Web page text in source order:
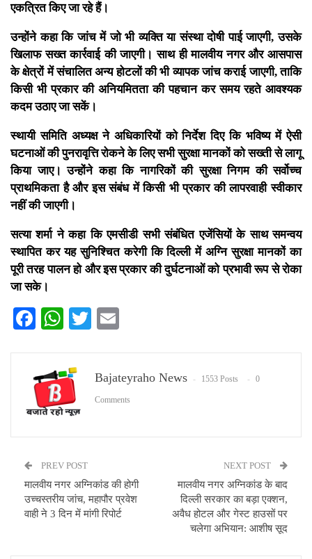
एकत्रित किए जा रहे हैं।
उन्होंने कहा कि जांच में जो भी व्यक्ति या संस्था दोषी पाई जाएगी, उसके
खिलाफ सख्त कार्रवाई की जाएगी। साथ ही मालवीय नगर और आसपास
के क्षेत्रों में संचालित अन्य होटलों की भी व्यापक जांच कराई जाएगी, ताकि
किसी भी प्रकार की अनियमितता की पहचान कर समय रहते आवश्यक
कदम उठाए जा सकें।
स्थायी समिति अध्यक्ष ने अधिकारियों को निर्देश दिए कि भविष्य में ऐसी
घटनाओं की पुनरावृत्ति रोकने के लिए सभी सुरक्षा मानकों को सख्ती से लागू
किया जाए। उन्होंने कहा कि नागरिकों की सुरक्षा निगम की सर्वोच्च
प्राथमिकता है और इस संबंध में किसी भी प्रकार की लापरवाही स्वीकार
नहीं की जाएगी।
सत्या शर्मा ने कहा कि एमसीडी सभी संबंधित एजेंसियों के साथ समन्वय
स्थापित कर यह सुनिश्चित करेगी कि दिल्ली में अग्नि सुरक्षा मानकों का
पूरी तरह पालन हो और इस प्रकार की दुर्घटनाओं को प्रभावी रूप से रोका
जा सके।
Facebook
WhatsApp
Twitter
Bajateyraho News 1553 Posts 0
Comments
PREV POST
मालवीय नगर अग्निकांड की होगी
उच्चस्तरीय जांच, महापौर प्रवेश
वाही ने 3 दिन में मांगी रिपोर्ट
NEXT POST
मालवीय नगर अग्निकांड के बाद
दिल्ली सरकार का बड़ा एक्शन,
अवैध होटल और गेस्ट हाउसों पर
चलेगा अभियान: आशीष सूद